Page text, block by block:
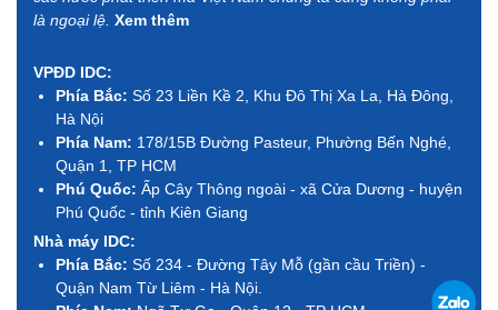
là ngoại lệ. Xem thêm
VPĐD IDC:
Phía Bắc: Số 23 Liền Kề 2, Khu Đô Thị Xa La, Hà Đông,
Hà Nội
Phía Nam: 178/15B Đường Pasteur, Phường Bến Nghé,
Quận 1, TP HCM
Phú Quốc: Ấp Cây Thông ngoài - xã Cửa Dương - huyện
Phú Quốc - tỉnh Kiên Giang
Nhà máy IDC:
Phía Bắc: Số 234 - Đường Tây Mỗ (gần cầu Triền) -
Quận Nam Từ Liêm - Hà Nội.